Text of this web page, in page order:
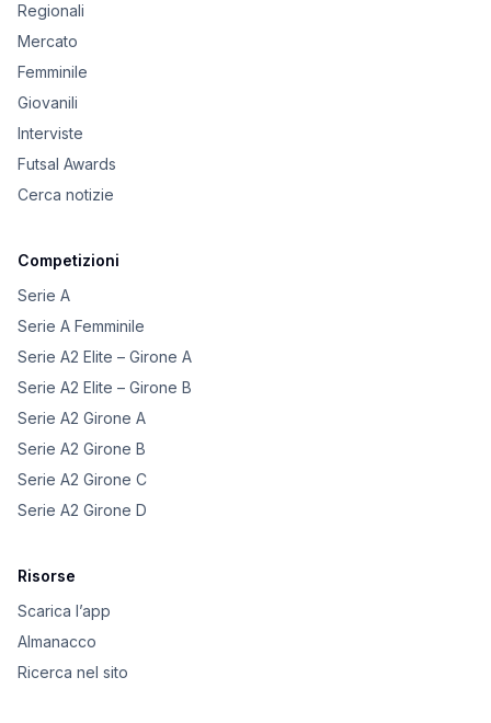
Regionali
Mercato
Femminile
Giovanili
Interviste
Futsal Awards
Cerca notizie
Competizioni
Serie A
Serie A Femminile
Serie A2 Elite – Girone A
Serie A2 Elite – Girone B
Serie A2 Girone A
Serie A2 Girone B
Serie A2 Girone C
Serie A2 Girone D
Risorse
Scarica l’app
Almanacco
Ricerca nel sito